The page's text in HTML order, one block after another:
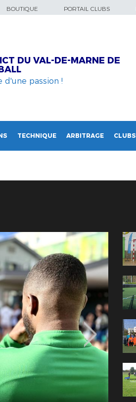
BOUTIQUE PORTAIL CLUBS
DU VAL-DE-MARNE DE
d'une passion !
TECHNIQUE ARBITRAGE CLUBS